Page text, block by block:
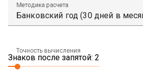
Методика расчета
Точность вычисления
Знаков после запятой: 2